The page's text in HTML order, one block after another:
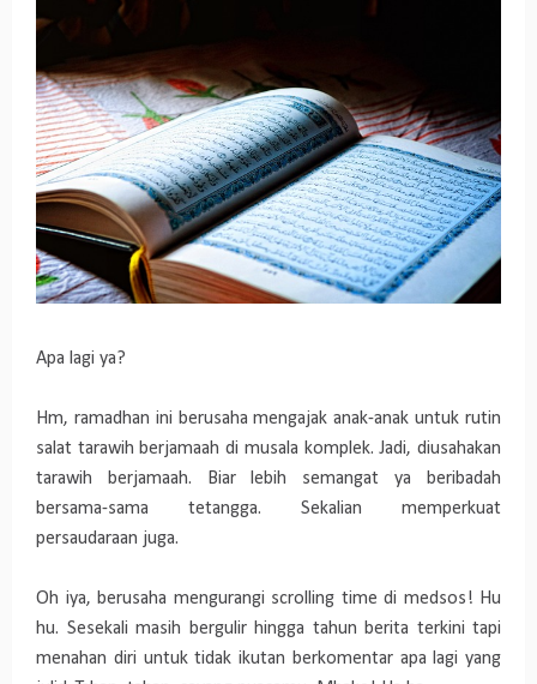
Apa lagi ya?
Hm, ramadhan ini berusaha mengajak anak-anak untuk rutin
salat tarawih berjamaah di musala komplek. Jadi, diusahakan
tarawih berjamaah. Biar lebih semangat ya beribadah
bersama-sama tetangga. Sekalian memperkuat
persaudaraan juga.
Oh iya, berusaha mengurangi scrolling time di medsos! Hu
hu. Sesekali masih bergulir hingga tahun berita terkini tapi
menahan diri untuk tidak ikutan berkomentar apa lagi yang